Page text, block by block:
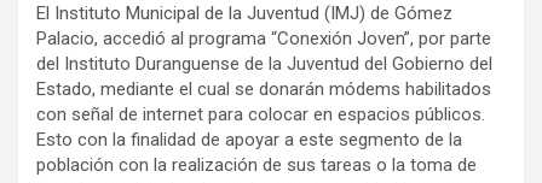
El Instituto Municipal de la Juventud (IMJ) de Gómez
Palacio, accedió al programa “Conexión Joven”, por parte
del Instituto Duranguense de la Juventud del Gobierno del
Estado, mediante el cual se donarán módems habilitados
con señal de internet para colocar en espacios públicos.
Esto con la finalidad de apoyar a este segmento de la
población con la realización de sus tareas o la toma de